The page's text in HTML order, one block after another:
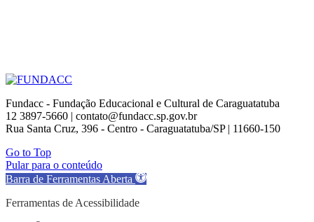
Fundacc - Fundação Educacional e Cultural de Caraguatatuba
12 3897-5660 | contato@fundacc.sp.gov.br
Rua Santa Cruz, 396 - Centro - Caraguatatuba/SP | 11660-150
Go to Top
Pular para o conteúdo
Barra de Ferramentas Aberta
Ferramentas de Acessibilidade